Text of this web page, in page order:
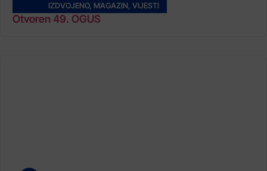
IZDVOJENO, MAGAZIN, VIJESTI
Otvoren 49. OGUS